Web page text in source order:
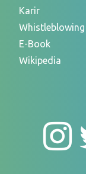
Karir
Whistleblowing
E-Book
Wikipedia